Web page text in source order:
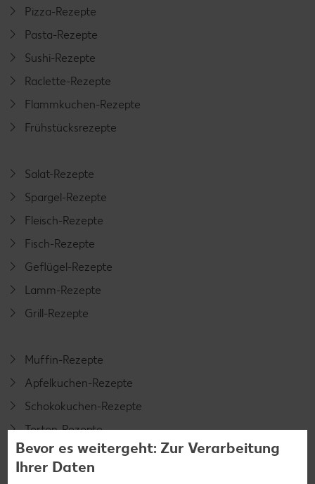
Pizza-Rezepte
Pasta-Rezepte
Sushi-Rezepte
Raclette-Rezepte
Flammkuchen-Rezepte
Frühstücksrezepte
Salat-Rezepte
Spargel-Rezepte
Fleisch-Rezepte
Fisch-Rezepte
Geflügel-Rezepte
Lamm-Rezepte
Grill-Rezepte
Muffin-Rezepte
Apfelkuchen-Rezepte
Schokokuchen-Rezepte
Torten-Rezepte
Eis-Rezepte
Pfannkuchen-Rezepte
Bevor es weitergeht: Zur Verarbeitung
Ihrer Daten